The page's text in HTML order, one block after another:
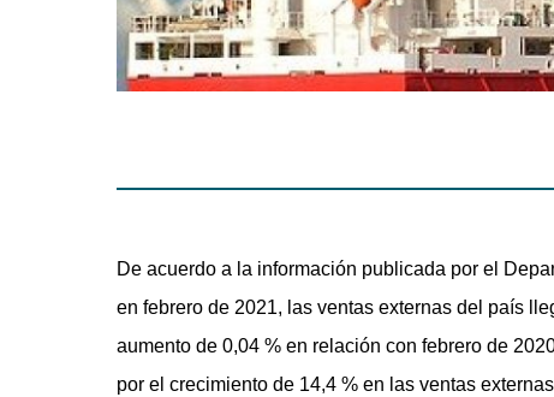
De acuerdo a la información publicada por el
en febrero de 2021, las ventas externas del país
aumento de 0,04 % en relación con febrero de
por el crecimiento de 14,4 % en las ventas